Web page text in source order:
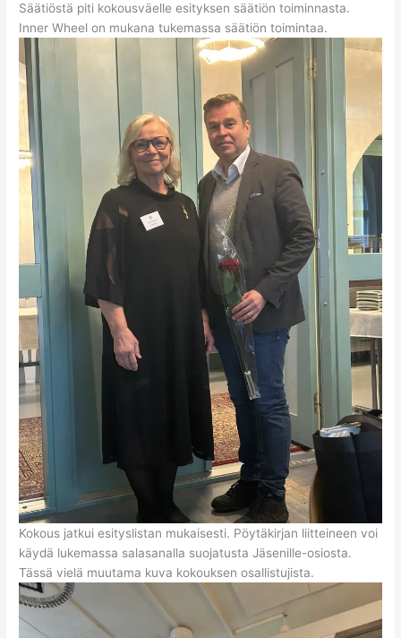
Säätiöstä piti kokousväelle esityksen säätiön toiminnasta.
Inner Wheel on mukana tukemassa säätiön toimintaa.
Kokous jatkui esityslistan mukaisesti. Pöytäkirjan liitteineen voi
käydä lukemassa salasanalla suojatusta Jäsenille-osiosta.
Tässä vielä muutama kuva kokouksen osallistujista.